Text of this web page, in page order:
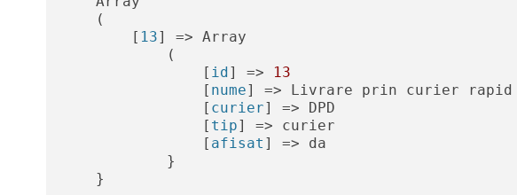
        [
13] => Array
                [
id] =>
13
                [
nume] => Livrare prin curier rapid
                [
curier] => DPD
                [
tip] => curier
                [
afisat ] => da
    }